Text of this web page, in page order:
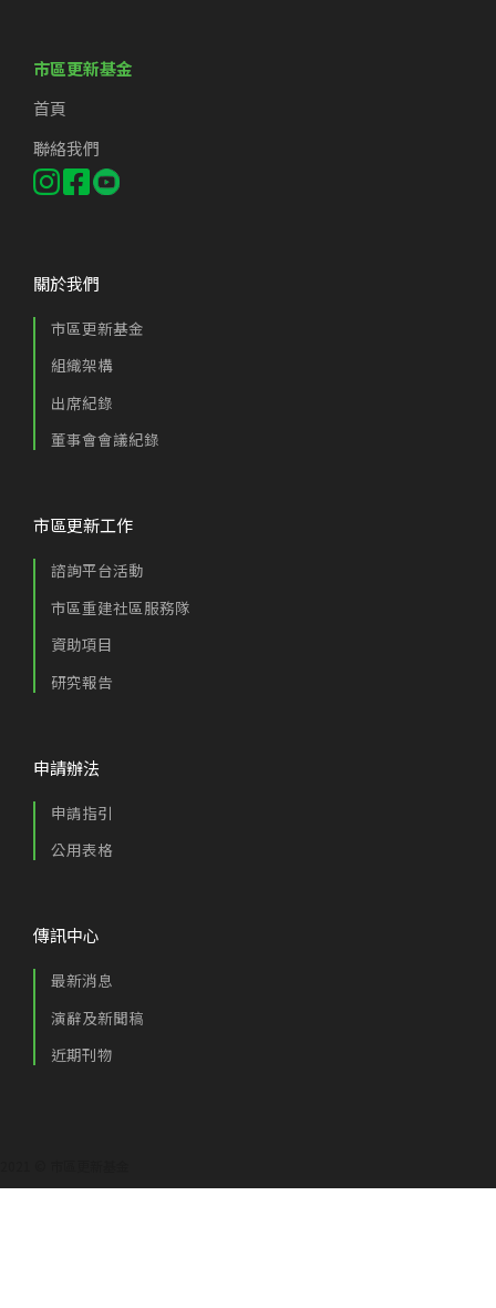
市區更新基金
首頁
聯絡我們
關於我們
市區更新基金
組織架構
出席紀錄
董事會會議紀錄
市區更新工作
諮詢平台活動
市區重建社區服務隊
資助項目
研究報告
申請辦法
申請指引
公用表格
傳訊中心
最新消息
演辭及新聞稿
近期刊物